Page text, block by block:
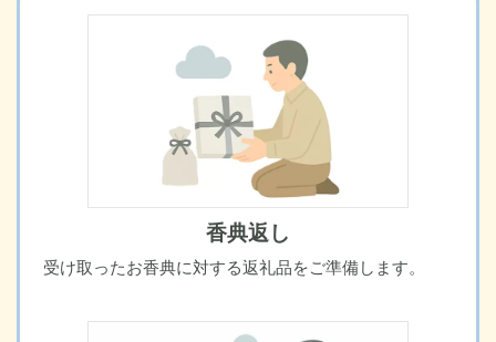
香典返し
受け取ったお香典に対する返礼品をご準備します。